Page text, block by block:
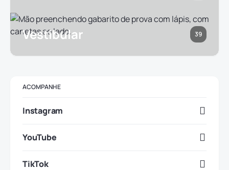
Vestibular 39
ACOMPANHE
Instagram
YouTube
TikTok